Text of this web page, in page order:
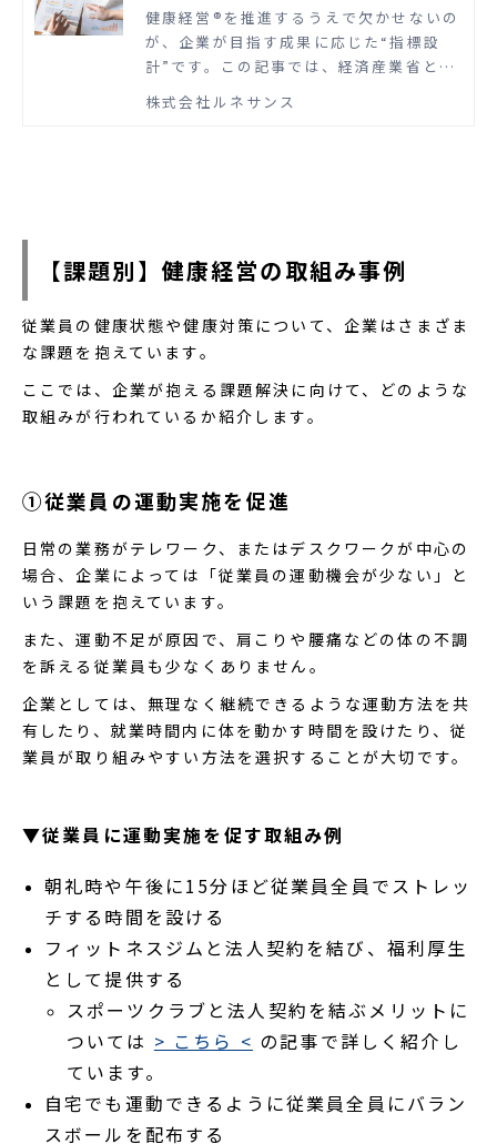
説
健康経営®を推進するうえで欠かせないの
が、企業が目指す成果に応じた“指標設
計”です。この記事では、経済産業省と健
康経営優良法人認定事務局が協力して作
成した『健康経営ガイドブック』を参考
株式会社ルネサンス
【課題別】健康経営の取組み事例
従業員の健康状態や健康対策について、企業はさまざま
な課題を抱えています。
ここでは、企業が抱える課題解決に向けて、どのような
取組みが行われているか紹介します。
①従業員の運動実施を促進
日常の業務がテレワーク、またはデスクワークが中心の
場合、企業によっては「従業員の運動機会が少ない」と
いう課題を抱えています。
また、運動不足が原因で、肩こりや腰痛などの体の不調
を訴える従業員も少なくありません。
企業としては、無理なく継続できるような運動方法を共
有したり、就業時間内に体を動かす時間を設けたり、従
業員が取り組みやすい方法を選択することが大切です。
▼従業員に運動実施を促す取組み例
朝礼時や午後に15分ほど従業員全員でストレッ
チする時間を設ける
フィットネスジムと法人契約を結び、福利厚生
として提供する
スポーツクラブと法人契約を結ぶメリットに
ついては > こちら < の記事で詳しく紹介し
ています。
自宅でも運動できるように従業員全員にバラン
スボールを配布する